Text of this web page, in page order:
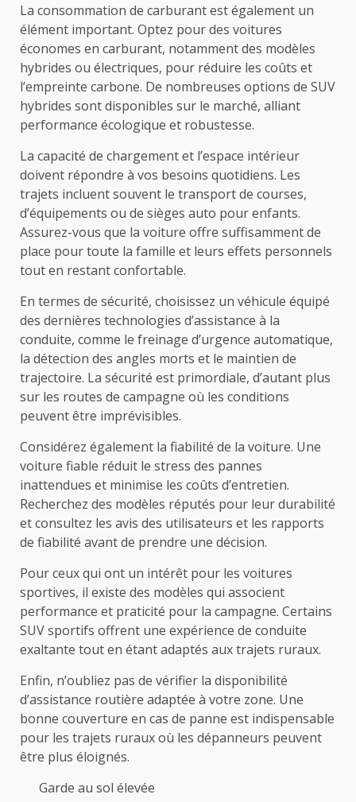
La consommation de carburant est également un
élément important. Optez pour des voitures
économes en carburant, notamment des modèles
hybrides ou électriques, pour réduire les coûts et
l’empreinte carbone. De nombreuses options de SUV
hybrides sont disponibles sur le marché, alliant
performance écologique et robustesse.
La capacité de chargement et l’espace intérieur
doivent répondre à vos besoins quotidiens. Les
trajets incluent souvent le transport de courses,
d’équipements ou de sièges auto pour enfants.
Assurez-vous que la voiture offre suffisamment de
place pour toute la famille et leurs effets personnels
tout en restant confortable.
En termes de sécurité, choisissez un véhicule équipé
des dernières technologies d’assistance à la
conduite, comme le freinage d’urgence automatique,
la détection des angles morts et le maintien de
trajectoire. La sécurité est primordiale, d’autant plus
sur les routes de campagne où les conditions
peuvent être imprévisibles.
Considérez également la fiabilité de la voiture. Une
voiture fiable réduit le stress des pannes
inattendues et minimise les coûts d’entretien.
Recherchez des modèles réputés pour leur durabilité
et consultez les avis des utilisateurs et les rapports
de fiabilité avant de prendre une décision.
Pour ceux qui ont un intérêt pour les voitures
sportives, il existe des modèles qui associent
performance et praticité pour la campagne. Certains
SUV sportifs offrent une expérience de conduite
exaltante tout en étant adaptés aux trajets ruraux.
Enfin, n’oubliez pas de vérifier la disponibilité
d’assistance routière adaptée à votre zone. Une
bonne couverture en cas de panne est indispensable
pour les trajets ruraux où les dépanneurs peuvent
être plus éloignés.
Garde au sol élevée